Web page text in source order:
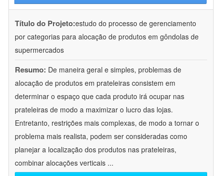
Título do Projeto:estudo do processo de gerenciamento
por categorias para alocação de produtos em gôndolas de
supermercados
Resumo: De maneira geral e simples, problemas de
alocação de produtos em prateleiras consistem em
determinar o espaço que cada produto irá ocupar nas
prateleiras de modo a maximizar o lucro das lojas.
Entretanto, restrições mais complexas, de modo a tornar o
problema mais realista, podem ser consideradas como
planejar a localização dos produtos nas prateleiras,
combinar alocações verticais ...